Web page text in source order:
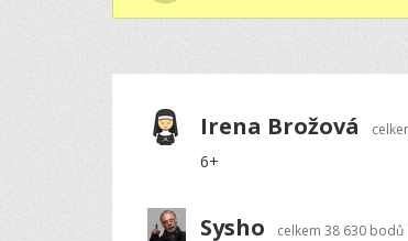
Irena Brožová
6+
Sysho celkem 38 630 bodů